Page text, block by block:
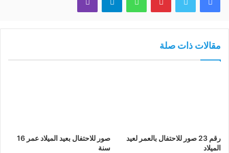
مقالات ذات صلة
رقم 23 صور للاحتفال بالعمر لعيد
الميلاد
صور للاحتفال بعيد الميلاد عمر 16
سنة